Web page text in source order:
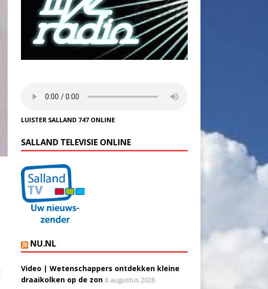
LUISTER SALLAND 747 ONLINE
SALLAND TELEVISIE ONLINE
NU.NL
Video | Wetenschappers ontdekken kleine
draaikolken op de zon 6 augustus 2026